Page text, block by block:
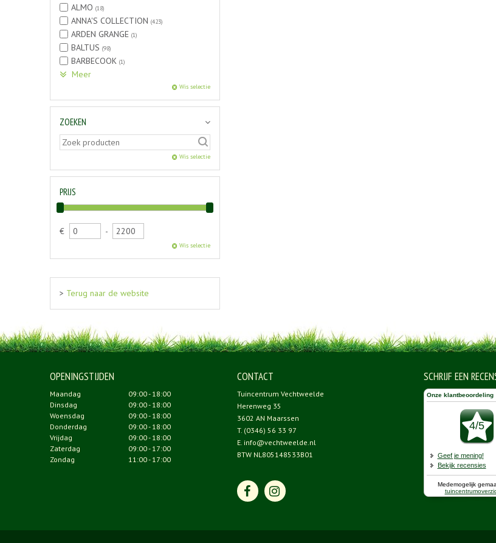
ALMO (18)
ANNA'S COLLECTION (423)
ARDEN GRANGE (1)
BALTUS (98)
BARBECOOK (1)
Meer
Wis selectie
ZOEKEN
Wis selectie
PRIJS
€ -
Wis selectie
> Terug naar de website
OPENINGSTIJDEN
Maandag
09:00 - 18:00
Dinsdag
09:00 - 18:00
Woensdag
09:00 - 18:00
Donderdag
09:00 - 18:00
Vrijdag
09:00 - 18:00
Zaterdag
09:00 - 17:00
Zondag
11:00 - 17:00
CONTACT
Tuincentrum Vechtweelde
Herenweg 35
3602 AN Maarssen
T. (0346) 56 33 97
E. info@vechtweelde.nl
BTW NL805148533B01
SCHRIJF EEN